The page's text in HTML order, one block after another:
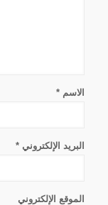
الاسم *
البريد الإلكتروني *
الموقع الإلكتروني